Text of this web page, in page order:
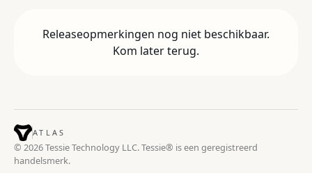
Releaseopmerkingen nog niet beschikbaar.
Kom later terug.
ATLAS
© 2026 Tessie Technology LLC. Tessie® is een geregistreerd
handelsmerk.